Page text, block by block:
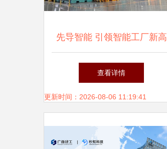
先导智能 引领智能工厂新高
度
查看详情
更新时间：2026-08-06 11:19:41